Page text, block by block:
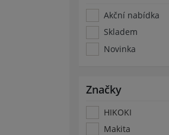
Akční nabídka
Skladem
Novinka
Značky
HIKOKI
Makita